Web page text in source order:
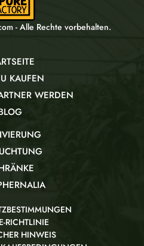
- Alle Rechte vorbehalten.
KAUFEN
WERDEN
RICHTLINIE
HINWEIS